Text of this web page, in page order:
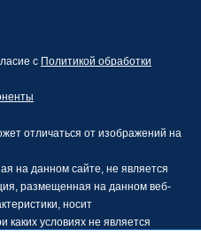
с Политикой обработки
отличаться от изображений на
на данном сайте, не является
размещенная на данном веб-
носит
условиях не является